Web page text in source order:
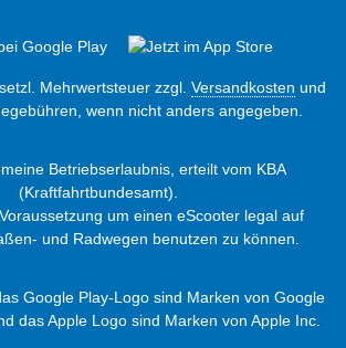
Mehrwertsteuer zzgl. Versandkosten und
wenn nicht anders angegeben.
Betriebserlaubnis, erteilt vom KBA
(Kraftfahrtbundesamt).
um einen eScooter legal auf
und Radwegen benutzen zu können.
Google Play-Logo sind Marken von Google
das Apple Logo sind Marken von Apple Inc.